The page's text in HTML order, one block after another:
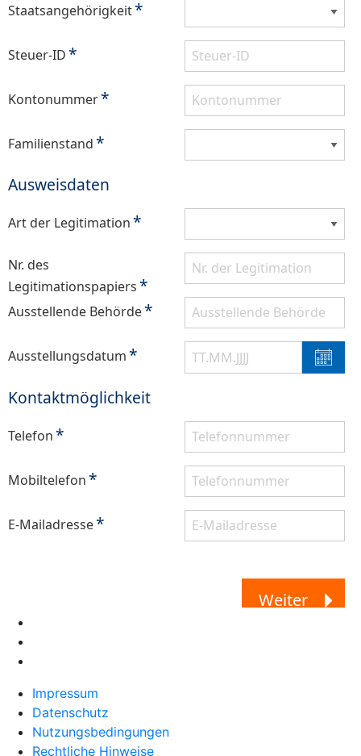
Impressum
Datenschutz
Nutzungsbedingungen
Rechtliche Hinweise